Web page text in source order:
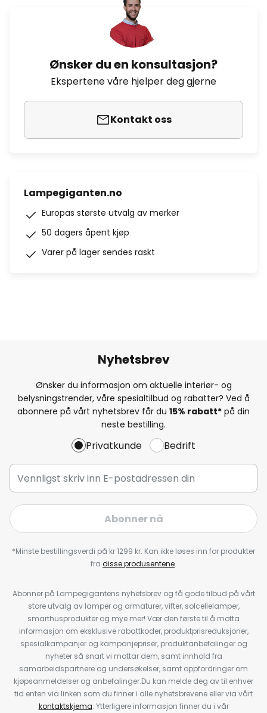
Ønsker du en konsultasjon?
Ekspertene våre hjelper deg gjerne
Kontakt oss
Lampegiganten.no
Europas største utvalg av merker
50 dagers åpent kjøp
Varer på lager sendes raskt
Nyhetsbrev
Ønsker du informasjon om aktuelle interiør- og
belysningstrender, våre spesialtilbud og rabatter? Ved å
abonnere på vårt nyhetsbrev får du 15% rabatt* på din
neste bestilling.
Privatkunde Bedrift
Abonner nå
*Minste bestillingsverdi på kr 1299 kr. Kan ikke løses inn for produkter
fra disse produsentene.
Abonner på Lampegigantens nyhetsbrev og få gode tilbud på vårt
store utvalg av lamper og armaturer, vifter, solcellelamper,
smarthusprodukter og mye mer! Vær den første til å motta
informasjon om eksklusive rabattkoder, produktprisreduksjoner,
spesialkampanjer og kampanjepriser, produktanbefalinger og
nyheter så snart vi mottar dem, samt innhold fra
samarbeidspartnere og undersøkelser, samt oppfordringer om
kjøpsanmeldelser og anbefalinger.Du kan melde deg av til enhver
tid enten via linken som du finner i alle nyhetsbrevene eller via vårt
kontaktskjema. Ytterligere informasjon finner du i vår